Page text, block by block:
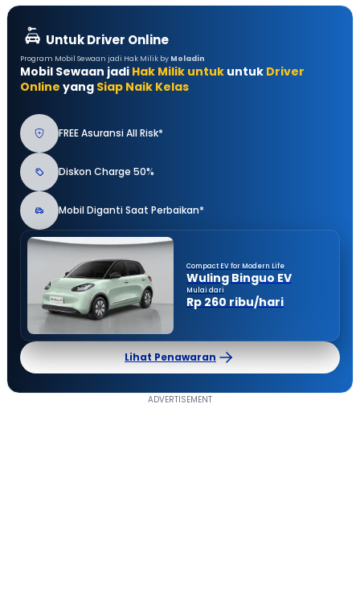
Untuk Driver Online
Program Mobil Sewaan jadi Hak Milik by Moladin
Mobil Sewaan jadi Hak Milik untuk untuk Driver
Online yang Siap Naik Kelas
FREE Asuransi All Risk*
Diskon Charge 50%
Mobil Diganti Saat Perbaikan*
Compact EV for Modern Life
Wuling Binguo EV
Mulai dari
Rp 260 ribu/hari
Lihat Penawaran